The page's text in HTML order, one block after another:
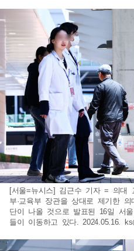
[서울=뉴시스] 김근수 기자 = 의대
부·교육부 장관을 상대로 제기한
단이 나올 것으로 발표된 16일 서
들이 이동하고 있다. 2024.05.16.